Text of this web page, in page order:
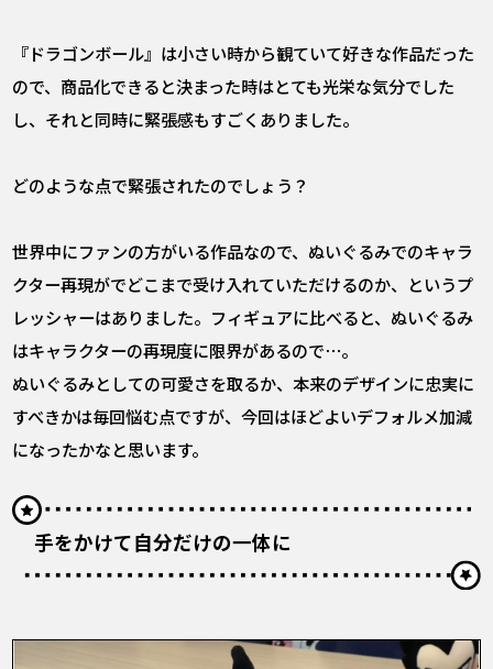
『ドラゴンボール』は小さい時から観ていて好きな作品だった
ので、商品化できると決まった時はとても光栄な気分でした
し、それと同時に緊張感もすごくありました。
――どのような点で緊張されたのでしょう？
世界中にファンの方がいる作品なので、ぬいぐるみでのキャラ
クター再現がでどこまで受け入れていただけるのか、というプ
レッシャーはありました。フィギュアに比べると、ぬいぐるみ
はキャラクターの再現度に限界があるので⋯。
ぬいぐるみとしての可愛さを取るか、本来のデザインに忠実に
すべきかは毎回悩む点ですが、今回はほどよいデフォルメ加減
になったかなと思います。
手をかけて自分だけの一体に